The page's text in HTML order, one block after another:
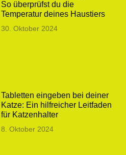
So überprüfst du die
Temperatur deines Haustiers
30. Oktober 2024
Tabletten eingeben bei deiner
Katze: Ein hilfreicher Leitfaden
für Katzenhalter
8. Oktober 2024